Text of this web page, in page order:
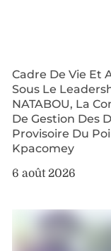
Cadre De Vie Et
Sous Le
NATABOU, La
De Gestion Des
Provisoire Du
Kpacomey
6 août 2026